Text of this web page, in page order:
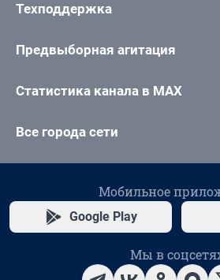
Техподдержка
Предвыборная агитация
Статистика канала в MAX
Все города сети
Мобильное
Google Play
Мы в